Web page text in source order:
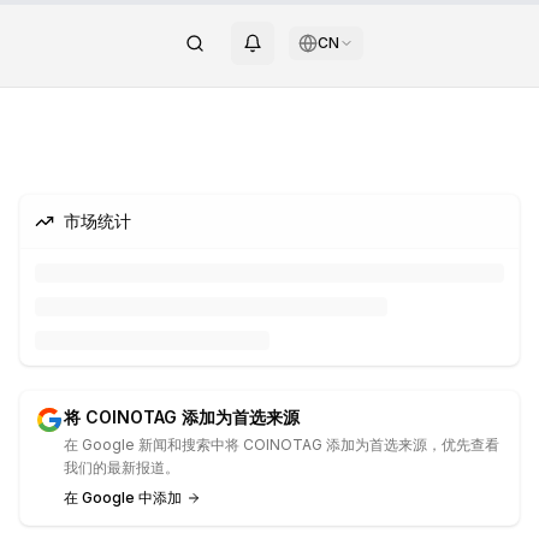
CN
市场统计
将 COINOTAG 添加为首选来源
在 Google 新闻和搜索中将 COINOTAG 添加为首选来源，优先查看
我们的最新报道。
在 Google 中添加